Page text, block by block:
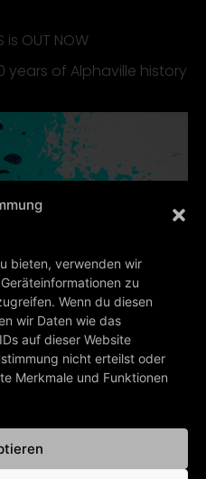
bieten, verwenden wir
zu
Wenn du diesen
wir Daten wie das
auf dieser Website
nicht erteilst oder
Merkmale und Funktionen
is OUT NOW
years of Alphaville history